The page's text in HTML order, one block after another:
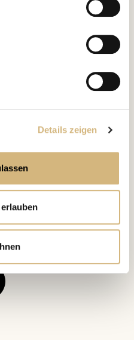
personenbezogene
Details zeigen
!
für Deine webbasierte
welche Pflege